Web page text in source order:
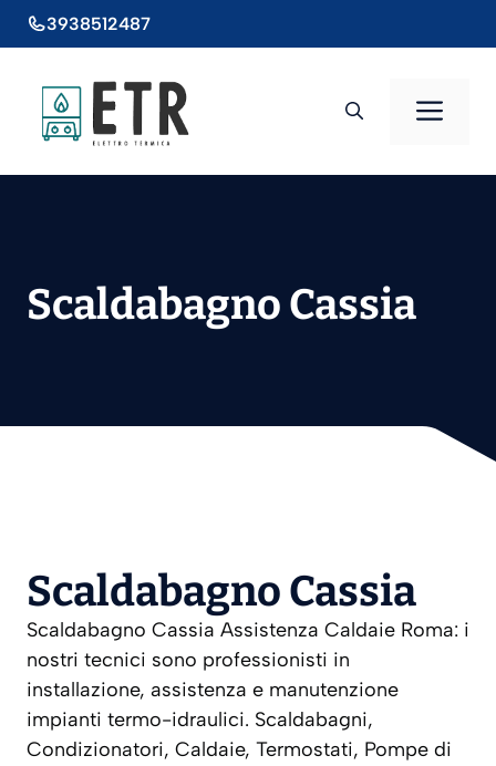
al
3938512487
Scaldabagno Cassia
Scaldabagno Cassia
Scaldabagno Cassia Assistenza Caldaie Roma: i
nostri tecnici sono professionisti in
installazione, assistenza e manutenzione
impianti termo-idraulici. Scaldabagni,
Condizionatori, Caldaie, Termostati, Pompe di